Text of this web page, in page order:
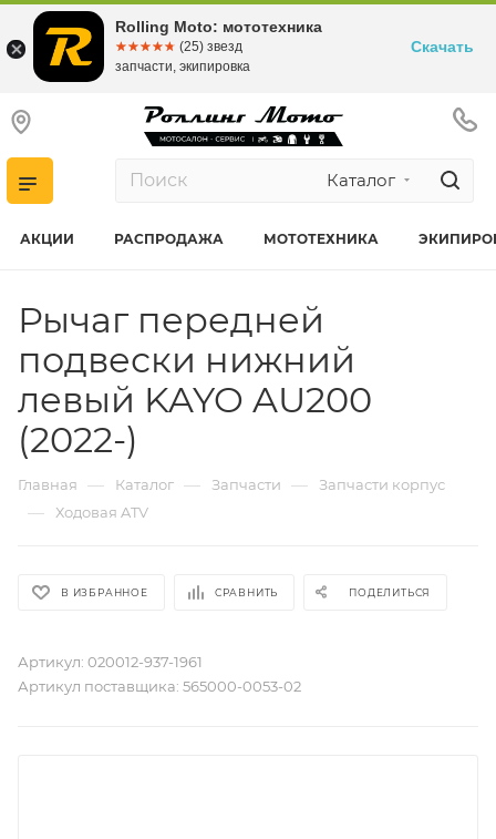
Каталог
АКЦИИ РАСПРОДАЖА МОТОТЕХНИКА
Рычаг передней
подвески нижний
левый KAYO AU200
(2022-)
Главная — Каталог — Запчасти — Запчасти корпус
— Ходовая ATV
В ИЗБРАННОЕ СРАВНИТЬ ПОДЕЛИТЬСЯ
Артикул: 020012-937-1961
Артикул поставщика: 565000-0053-02
Rolling Moto: мототехника
☆☆☆☆☆
★★★★★ (25) звезд
запчасти, экипировка
Скачать